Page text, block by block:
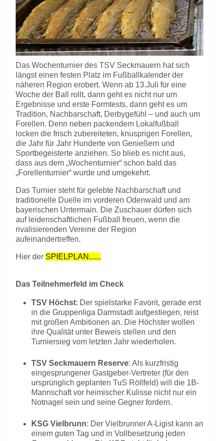
Das Wochenturnier des TSV Seckmauern hat sich
längst einen festen Platz im Fußballkalender der
näheren Region erobert. Wenn ab 13.Juli für eine
Woche der Ball rollt, dann geht es nicht nur um
Ergebnisse und erste Formtests, dann geht es um
Tradition, Nachbarschaft, Derbygefühl – und auch um
Forellen. Denn neben packendem Lokalfußball
locken die frisch zubereiteten, knusprigen Forellen,
die Jahr für Jahr Hunderte von Genießern und
Sportbegeisterte anziehen. So blieb es nicht aus,
dass aus dem „Wochenturnier“ schon bald das
„Forellenturnier“ wurde und umgekehrt.
Das Turnier steht für gelebte Nachbarschaft und
traditionelle Duelle im vorderen Odenwald und am
bayerischen Untermain. Die Zuschauer dürfen sich
auf leidenschaftlichen Fußball freuen, wenn die
rivalisierenden Vereine der Region
aufeinandertreffen.
Hier der SPIELPLAN......
Das Teilnehmerfeld im Check
TSV Höchst: Der spielstarke Favorit, gerade erst
in die Gruppenliga Darmstadt aufgestiegen, reist
mit großen Ambitionen an. Die Höchster wollen
ihre Qualität unter Beweis stellen und den
Turniersieg vom letzten Jahr wiederholen.
TSV Seckmauern Reserve: Als kurzfristig
eingesprungener Gastgeber-Vertreter (für den
ursprünglich geplanten TuS Röllfeld) will die 1B-
Mannschaft vor heimischer Kulisse nicht nur ein
Notnagel sein und seine Gegner fordern.
KSG Vielbrunn: Der Vielbrunner A-Ligist kann an
einem guten Tag und in Vollbesetzung jeden